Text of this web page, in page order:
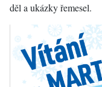
děl a ukázky řemesel.